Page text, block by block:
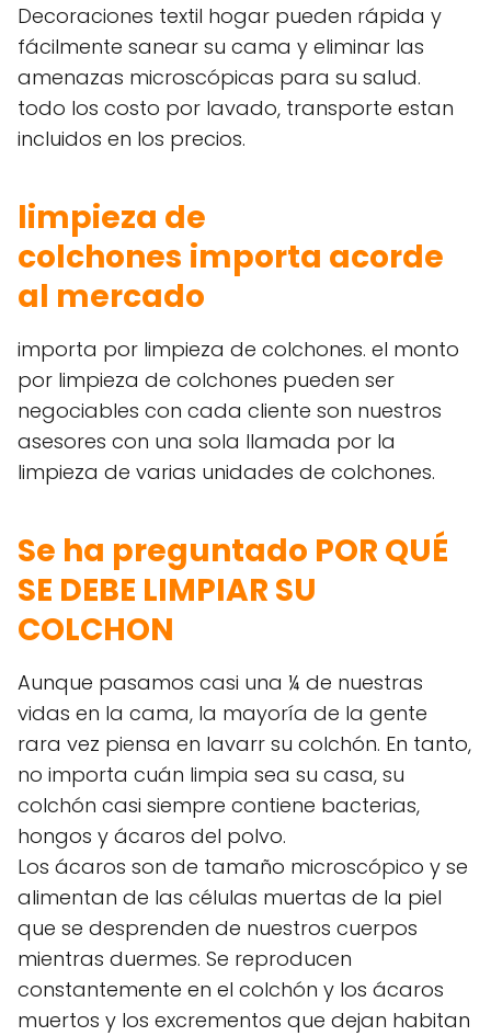
Decoraciones textil hogar pueden rápida y
fácilmente sanear su cama y eliminar las
amenazas microscópicas para su salud.
todo los costo por lavado, transporte estan
incluidos en los precios.
limpieza de
colchones importa acorde
al mercado
importa por limpieza de colchones. el monto
por limpieza de colchones pueden ser
negociables con cada cliente son nuestros
asesores con una sola llamada por la
limpieza de varias unidades de colchones.
Se ha preguntado POR QUÉ
SE DEBE LIMPIAR SU
COLCHON
Aunque pasamos casi una ¼ de nuestras
vidas en la cama, la mayoría de la gente
rara vez piensa en lavarr su colchón. En tanto,
no importa cuán limpia sea su casa, su
colchón casi siempre contiene bacterias,
hongos y ácaros del polvo.
Los ácaros son de tamaño microscópico y se
alimentan de las células muertas de la piel
que se desprenden de nuestros cuerpos
mientras duermes. Se reproducen
constantemente en el colchón y los ácaros
muertos y los excrementos que dejan habitan